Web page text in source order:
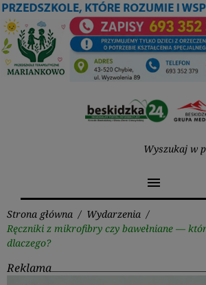
Przejdź
do
treści
menu
Strona główna / Wydarzenia /
Ręczniki z mikrofibry czy bawełniane —
dlaczego?
Reklama